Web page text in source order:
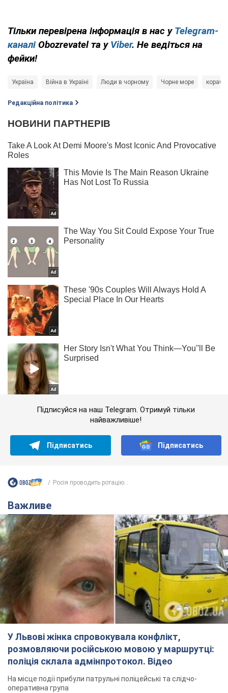
Тільки перевірена інформація в нас у Telegram-
каналі Obozrevatel та у Viber. Не ведіться на
фейки!
Україна Війна в Україні Люди в чорному Чорне море кораблі
Редакційна політика
Підписуйся на наш Telegram. Отримуй тільки
найважливіше!
Підписатись Підписатись
Росія проводить ротацію...
Важливе
У Львові жінка спровокувала конфлікт,
розмовляючи російською мовою у маршрутці:
поліція склала адмінпротокол. Відео
На місце події прибули патрульні поліцейські та слідчо-
оперативна група